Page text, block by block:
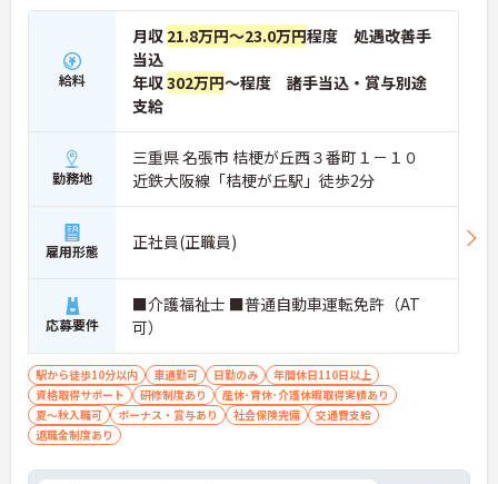
給料
月収 21.8万円～23.0万円程度 処遇改善手
当込
年収302万円～程度 諸手当込・賞与別途
支給
勤務地
三重県 名張市 桔梗が丘西３番町１－１０
近鉄大阪線「桔梗が丘駅」徒歩2分
雇用形態 正社員(正職員)
応募要件
■介護福祉士 ■普通自動車運転免許（AT
可）
駅から徒歩10分以内 車通勤可 日勤のみ
年間休日110日以上
資格取得サポート
研修制度あり
産休･育休･介護休暇取得実績あり
夏～秋入職可
ボーナス・賞与あり 社会保険完備
交通費支給
退職金制度あり